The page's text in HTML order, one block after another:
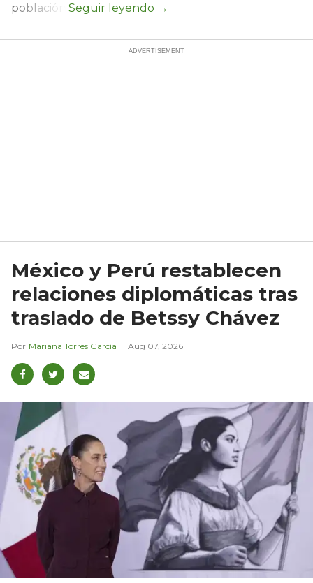
población.
México y Perú restablecen
relaciones diplomáticas tras
traslado de Betssy Chávez
Mariana Torres García Aug 07, 2026